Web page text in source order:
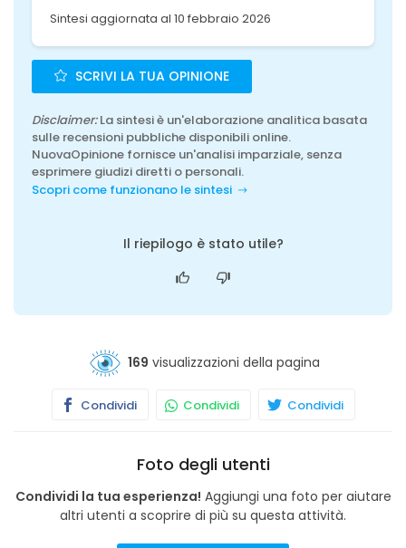
Sintesi aggiornata al 10 febbraio 2026
SCRIVI LA TUA OPINIONE
Disclaimer:La sintesi è un'elaborazione analitica basata
sulle recensioni pubbliche disponibili online.
NuovaOpinione fornisce un'analisi imparziale, senza
esprimere giudizi diretti o personali.
Scopri come funzionano le sintesi
Il riepilogo è stato utile?
169 visualizzazioni della pagina
Condividi Condividi Condividi
Foto degli utenti
Condividi la tua esperienza! Aggiungi una foto per aiutare
altri utenti a scoprire di più su questa attività.